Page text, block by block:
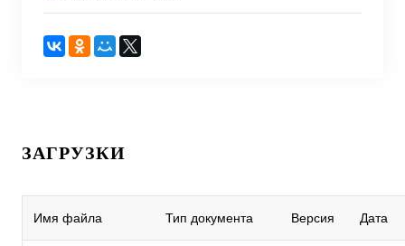
ЗАГРУЗКИ
Имя файла Тип документа Версия Дата